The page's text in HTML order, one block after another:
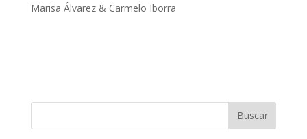
Marisa Álvarez & Carmelo Iborra